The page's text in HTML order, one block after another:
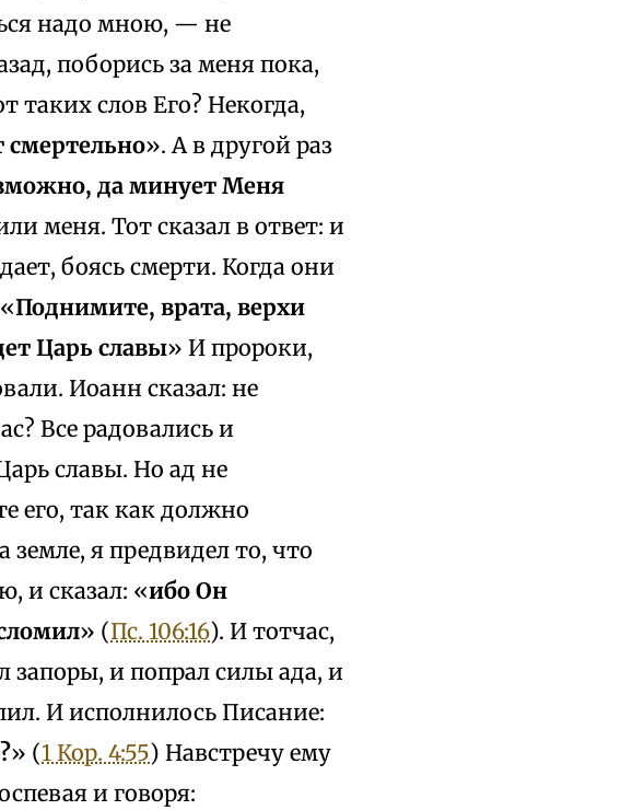
надо мною, — не
поборись за меня пока,
таких слов Его? Некогда,
». А в другой раз
да минует Меня
меня. Тот сказал в ответ: и
боясь смерти. Когда они
Поднимите, врата, верхи
Царь славы» И пророки,
Иоанн сказал: не
Все радовались и
славы. Но ад не
его, так как должно
земле, я предвидел то, что
и сказал: «ибо Он
» (Пс. 106:16). И тотчас,
запоры, и попрал силы ада, и
И исполнилось Писание:
» (1 Кор. 4:55) Навстречу ему
и говоря: